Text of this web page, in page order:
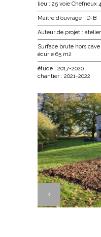
lieu : 25 voie Chefneux
Maître d’ouvrage : D-B
Auteur de projet :
Surface brute hors
écurie 65 m2
étude : 2017-2020
chantier : 2021-2022